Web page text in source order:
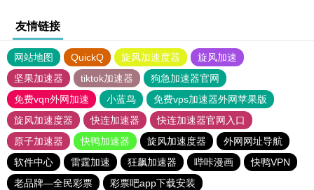
友情链接
网站地图 QuickQ 旋风加速度器
旋风加速
坚果加速器
tiktok加速器
狗急加速器官网
免费vqn外网加速
小蓝鸟
免费vps加速器外网苹果版
旋风加速度器
快连加速器
快连加速器官网入口
原子加速器
快鸭加速器 旋风加速度器
外网网址导航
软件中心
雷霆加速 狂飙加速器 哔咔漫画
快鸭VPN
老品牌—全民彩票
彩票吧app下载安装